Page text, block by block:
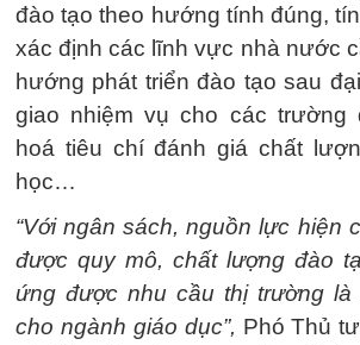
đào tạo theo hướng tính đúng,
xác định các lĩnh vực nhà nước
hướng phát triển đào tạo sau
giao nhiệm vụ cho các trường
hoá tiêu chí đánh giá chất
học…
“Với ngân sách, nguồn lực hiện
được quy mô, chất lượng đào
ứng được nhu cầu thị trường là
cho ngành giáo dục”, Phó Thủ